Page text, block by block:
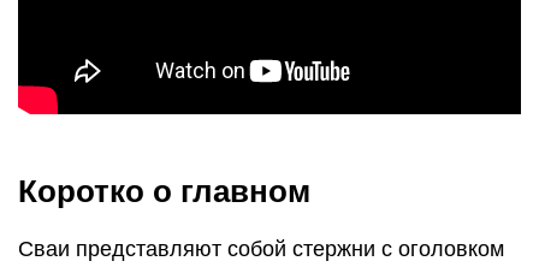
Коротко о главном
Сваи представляют собой стержни с оголовком